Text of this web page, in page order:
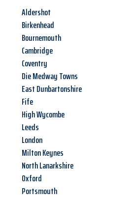
Aldershot
Birkenhead
Bournemouth
Cambridge
Coventry
Die Medway Towns
East Dunbartonshire
Fife
High Wycombe
Leeds
London
Milton Keynes
North Lanarkshire
Oxford
Portsmouth